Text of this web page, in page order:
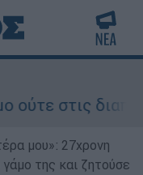
μου»: 27χρονη
της και ζητούσε